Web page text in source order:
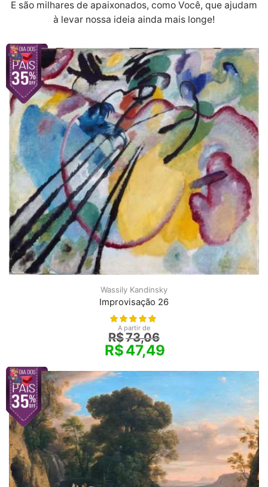
E são milhares de apaixonados, como Você, que ajudam
à levar nossa ideia ainda mais longe!
Wassily Kandinsky
Improvisação 26
A partir de
R$73,06
R$47,49